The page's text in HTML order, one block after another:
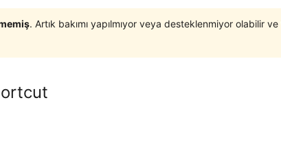
. Artık bakımı yapılmıyor veya desteklenmiyor olabilir